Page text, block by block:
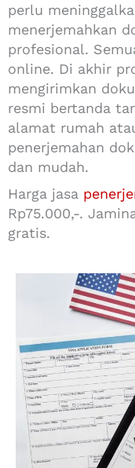
perlu
menerjemahkan
profesional.
online. Di akhir
mengirimkan
resmi bertanda
alamat rumah
penerjemahan
dan mudah.
Harga jasa
Rp75.000,-.
gratis.